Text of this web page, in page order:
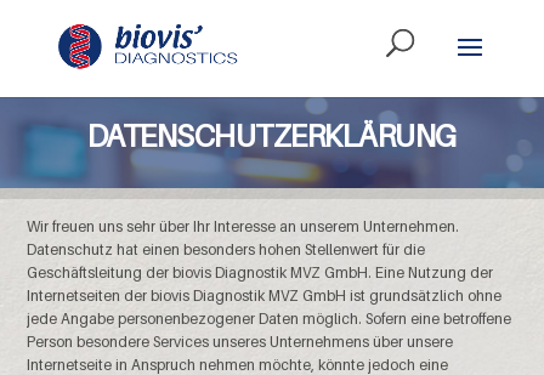
DATENSCHUTZERKLÄRUNG
Wir freuen uns sehr über Ihr Interesse an unserem Unternehmen.
Datenschutz hat einen besonders hohen Stellenwert für die
Geschäftsleitung der biovis Diagnostik MVZ GmbH. Eine Nutzung der
Internetseiten der biovis Diagnostik MVZ GmbH ist grundsätzlich ohne
jede Angabe personenbezogener Daten möglich. Sofern eine betroffene
Person besondere Services unseres Unternehmens über unsere
Internetseite in Anspruch nehmen möchte, könnte jedoch eine